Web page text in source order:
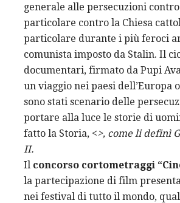
generale alle persecuzioni
particolare contro la Chiesa
particolare durante i più feroci
comunista imposto da Stalin. Il
documentari, firmato da Pupi
un viaggio nei paesi dell’Europa
sono stati scenario delle
portare alla luce le storie di
fatto la Storia, <>, come li definì
II.
Il concorso cortometraggi
la partecipazione di film
nei festival di tutto il mondo,